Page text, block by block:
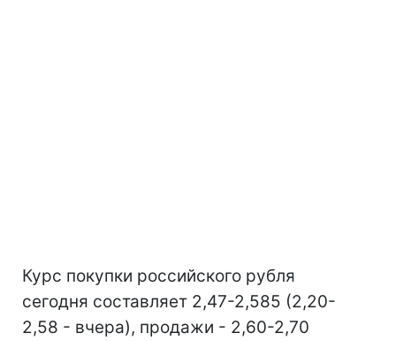
Курс покупки российского рубля
сегодня составляет 2,47-2,585 (2,20-
2,58 - вчера), продажи - 2,60-2,70